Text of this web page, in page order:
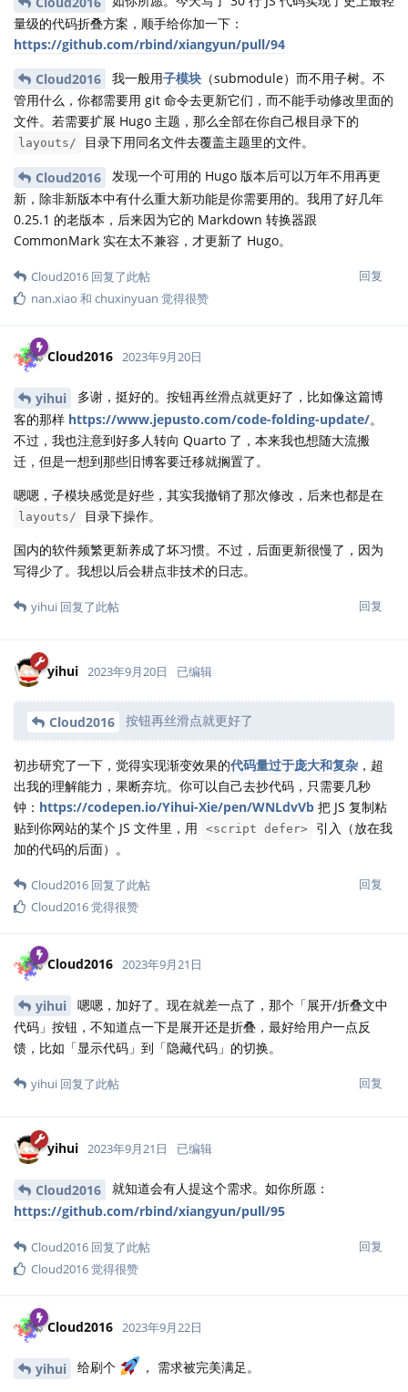
量级的代码折叠方案，顺手给你加一下：
https://github.com/rbind/xiangyun/pull/94
Cloud2016 我一般用子模块 （submodule）而不用子树。不
管用什么，你都需要用 git 命令去更新它们，而不能手动修改里面的
文件。若需要扩展 Hugo 主题，那么全部在你自己根目录下的
layouts/ 目录下用同名文件去覆盖主题里的文件。
Cloud2016
发现一个可用的 Hugo 版本后可以万年不用再更
新，除非新版本中有什么重大新功能是你需要用的。我用了好几年
0.25.1 的老版本，后来因为它的 Markdown 转换器跟
CommonMark 实在太不兼容，才更新了 Hugo。
回复
Cloud2016 回复了此帖
nan.xiao 和 chuxinyuan 觉得很赞
Cloud2016 2023年9月20日
yihui
多谢，挺好的。按钮再丝滑点就更好了，比如像这篇博
客的那样 https://www.jepusto.com/code-folding-update/。
不过，我也注意到好多人转向 Quarto 了，本来我也想随大流搬
迁，但是一想到那些旧博客要迁移就搁置了。
嗯嗯，子模块感觉是好些，其实我撤销了那次修改，后来也都是在
layouts/
目录下操作。
国内的软件频繁更新养成了坏习惯。不过，后面更新很慢了，因为
写得少了。我想以后会耕点非技术的日志。
回复
yihui 回复了此帖
yihui 2023年9月20日 已编辑
Cloud2016 按钮再丝滑点就更好了
初步研究了一下，觉得实现渐变效果的代码量过于庞大和复杂 ，超
出我的理解能力，果断弃坑。你可以自己去抄代码，只需要几秒
钟： https://codepen.io/Yihui-Xie/pen/WNLdvVb 把 JS 复制粘
贴到你网站的某个 JS 文件里，用
<script defer>
引入（放在我
加的代码的后面）。
回复
Cloud2016 回复了此帖
Cloud2016觉得很赞
Cloud2016 2023年9月21日
yihui
嗯嗯，加好了。现在就差一点了，那个「展开/折叠文中
代码」按钮，不知道点一下是展开还是折叠，最好给用户一点反
馈，比如「显示代码」到「隐藏代码」的切换。
回复
yihui 回复了此帖
yihui 2023年9月21日 已编辑
Cloud2016
就知道会有人提这个需求。如你所愿：
https://github.com/rbind/xiangyun/pull/95
回复
Cloud2016 回复了此帖
Cloud2016觉得很赞
Cloud2016 2023年9月22日
yihui 给刷个 ， 需求被完美满足。